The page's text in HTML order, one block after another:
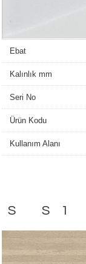
Ebat
Kalınlık mm
Seri No
Ürün Kodu
Kullanım Alanı
S1